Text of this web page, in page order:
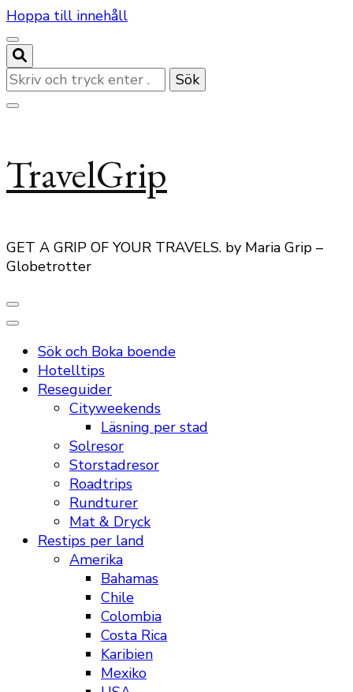
Hoppa till innehåll
Letar
du
efter
TravelGrip
GET A GRIP OF YOUR TRAVELS. by Maria Grip –
Globetrotter
Sök och Boka boende
Hotelltips
Reseguider
Cityweekends
Läsning per stad
Solresor
Storstadresor
Roadtrips
Rundturer
Mat & Dryck
Restips per land
Amerika
Bahamas
Chile
Colombia
Costa Rica
Karibien
Mexiko